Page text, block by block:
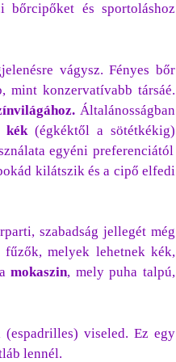
és sportoláshoz
vágysz. Fényes bőr
mint konzervatívabb társáé.
Általánosságban
kék (égkéktől a sötétkékig)
egyéni preferenciától
kilátszik és a cipő elfedi
szabadság jellegét még
fűzők, melyek lehetnek kék,
amokaszin, mely puha talpú,
(espadrilles) viseled. Ez egy
lennél.